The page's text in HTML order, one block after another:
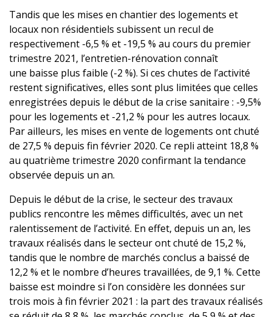
Tandis que les mises en chantier des logements et
locaux non résidentiels subissent un recul de
respectivement -6,5 % et -19,5 % au cours du premier
trimestre 2021, l’entretien-rénovation connaît
une baisse plus faible (-2 %). Si ces chutes de l’activité
restent significatives, elles sont plus limitées que celles
enregistrées depuis le début de la crise sanitaire : -9,5%
pour les logements et -21,2 % pour les autres locaux.
Par ailleurs, les mises en vente de logements ont chuté
de 27,5 % depuis fin février 2020. Ce repli atteint 18,8 %
au quatrième trimestre 2020 confirmant la tendance
observée depuis un an.
Depuis le début de la crise, le secteur des travaux
publics rencontre les mêmes difficultés, avec un net
ralentissement de l’activité. En effet, depuis un an, les
travaux réalisés dans le secteur ont chuté de 15,2 %,
tandis que le nombre de marchés conclus a baissé de
12,2 % et le nombre d’heures travaillées, de 9,1 %. Cette
baisse est moindre si l’on considère les données sur
trois mois à fin février 2021 : la part des travaux réalisés